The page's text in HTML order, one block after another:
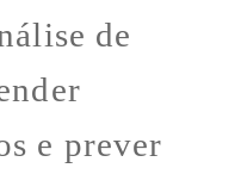
de
e prever